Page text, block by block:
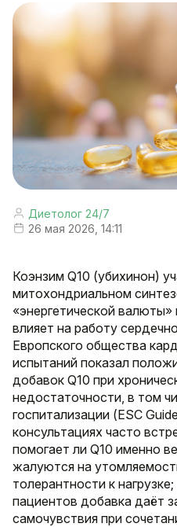
Диетолог 24/7
26 мая 2026, 14:11
Коэнзим Q10 (убихинон)
митохондриальном
«энергетической
влияет на работу
Европского общества
испытаний показал
добавок Q10 при
недостаточности, в том
госпитализации (ESC
консультациях часто
помогает ли Q10 именно
жалуются на
толерантности к
пациентов добавка даёт
самочувствия при